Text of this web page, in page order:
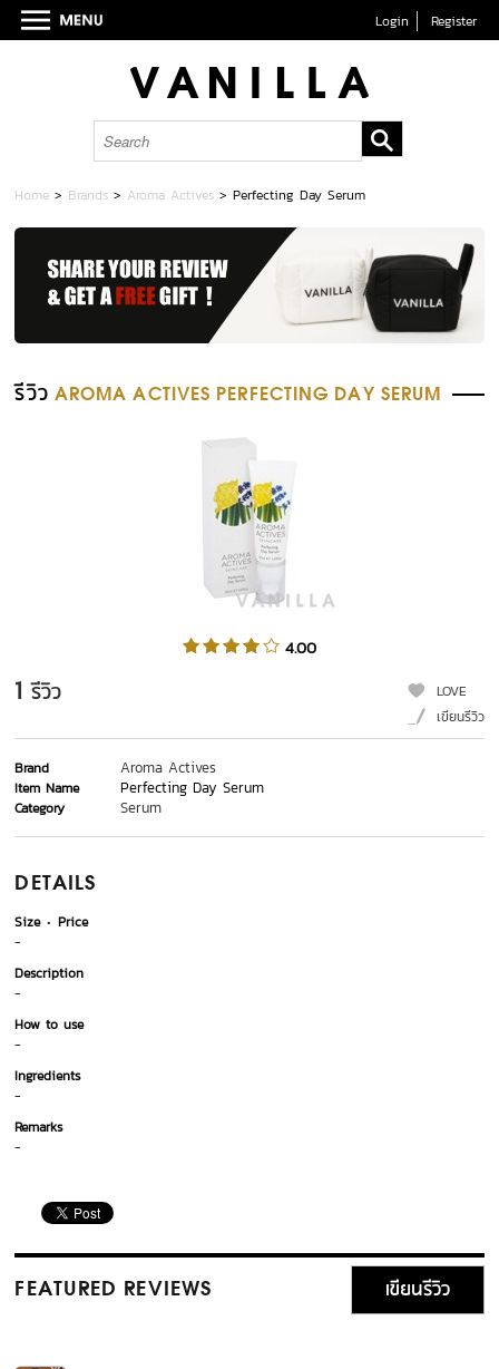
Login Register
Home > Brands > Aroma Actives >Perfecting Day Serum
รีวิว AROMA ACTIVES PERFECTING DAY SERUM
4.00
1 รีวิว
LOVE
เขียนรีวิว
Brand Aroma Actives
Item Name Perfecting Day Serum
Category Serum
DETAILS
Size
Price
-
Description
-
How to use
-
Ingredients
-
Remarks
-
FEATURED REVIEWS เขียนรีวิว